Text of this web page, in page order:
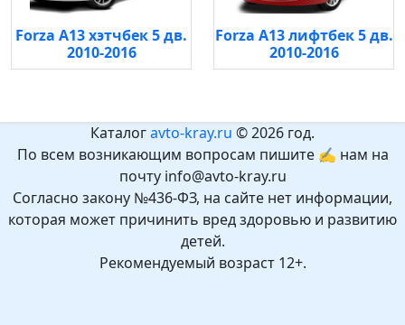
Forza A13 хэтчбек 5 дв.
2010-2016
Forza A13 лифтбек 5 дв.
2010-2016
Каталогavto-kray.ru © 2026 год.
По всем возникающим вопросам пишите ✍ нам на
почту info@avto-kray.ru
Согласно закону №436-ФЗ, на сайте нет информации,
которая может причинить вред здоровью и развитию
детей.
Рекомендуемый возраст 12+.